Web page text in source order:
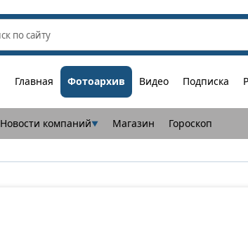
Главная Фотоархив Видео Подписка
Новости компаний▼ Магазин Гороскоп